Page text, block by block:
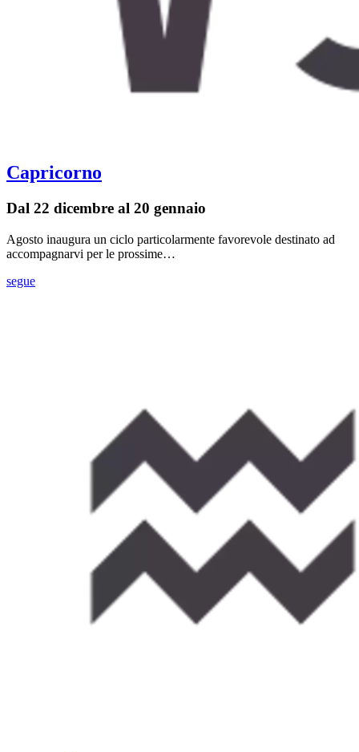
Capricorno
Dal 22 dicembre al 20 gennaio
Agosto inaugura un ciclo particolarmente favorevole destinato ad
accompagnarvi per le prossime…
segue